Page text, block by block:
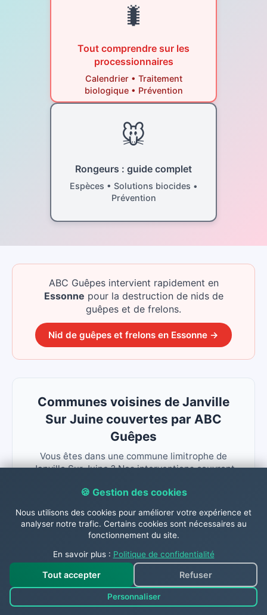
🐛
Tout comprendre sur les
processionnaires
Calendrier • Traitement
biologique • Prévention
🐭
Rongeurs : guide complet
Espèces • Solutions biocides •
Prévention
ABC Guêpes intervient rapidement en
Essonne pour la destruction de nids de
guêpes et de frelons.
Nid de guêpes et frelons en Essonne →
Communes voisines de Janville
Sur Juine couvertes par ABC
Guêpes
Vous êtes dans une commune limitrophe de
Janville Sur Juine ? Nos interventions couvrent
pour connaître le délai disponible.
Chamarande Mauchamps
Bouray Sur Juine Torfou
🍪 Gestion des cookies
Nous utilisons des cookies pour améliorer votre expérience et
analyser notre trafic. Certains cookies sont nécessaires au
fonctionnement du site.
En savoir plus : Politique de confidentialité
Tout accepter
Personnaliser
Refuser